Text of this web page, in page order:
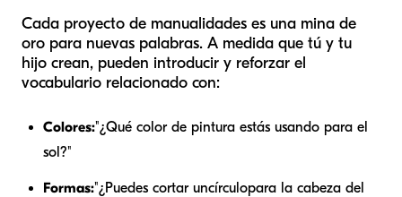
Cada proyecto de manualidades es una mina de
oro para nuevas palabras. A medida que tú y tu
hijo crean, pueden introducir y reforzar el
vocabulario relacionado con:
Colores:"¿Qué color de pintura estás usando para el
sol?"
Formas:"¿Puedes cortar uncírculopara la cabeza del